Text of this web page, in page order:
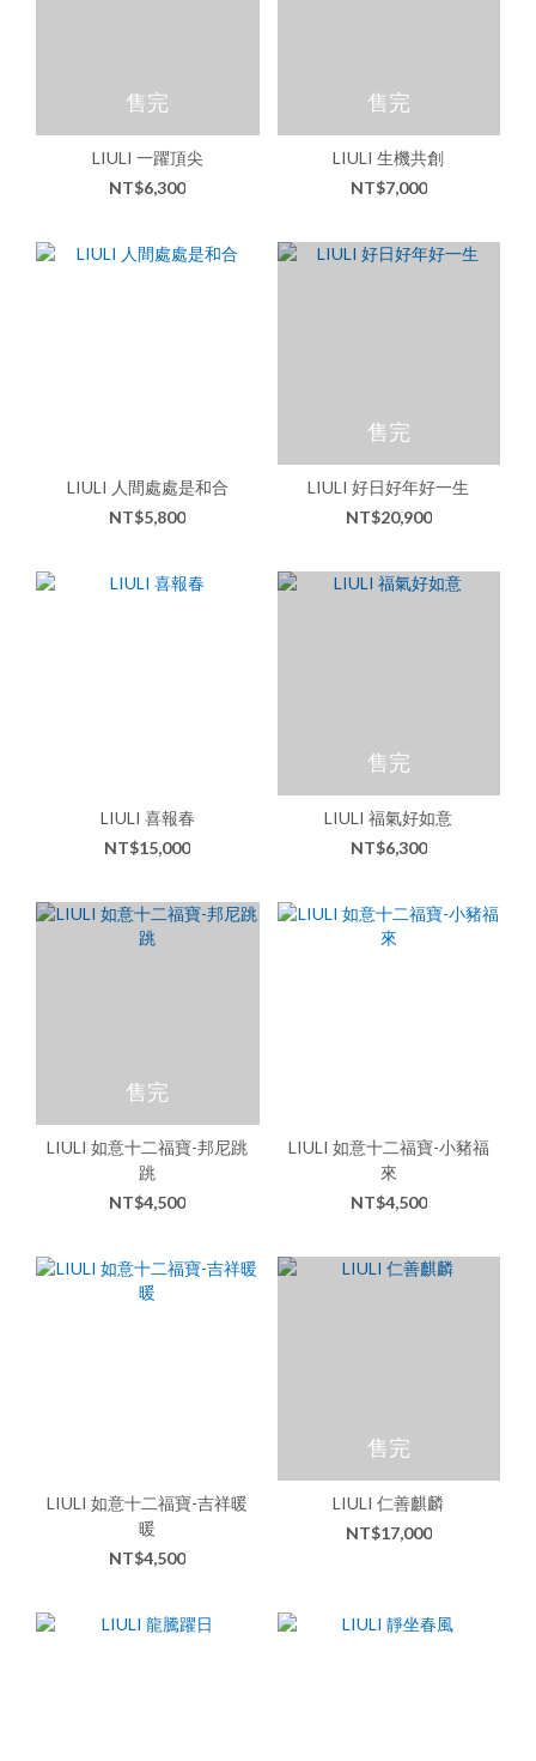
售完
LIULI 一躍頂尖
NT$6,300
售完
LIULI 生機共創
NT$7,000
LIULI 人間處處是和合
NT$5,800
售完
LIULI 好日好年好一生
NT$20,900
LIULI 喜報春
NT$15,000
售完
LIULI 福氣好如意
NT$6,300
售完
LIULI 如意十二福寶-邦尼跳
跳
NT$4,500
LIULI 如意十二福寶-小豬福
來
NT$4,500
LIULI 如意十二福寶-吉祥暖
暖
NT$4,500
售完
LIULI 仁善麒麟
NT$17,000